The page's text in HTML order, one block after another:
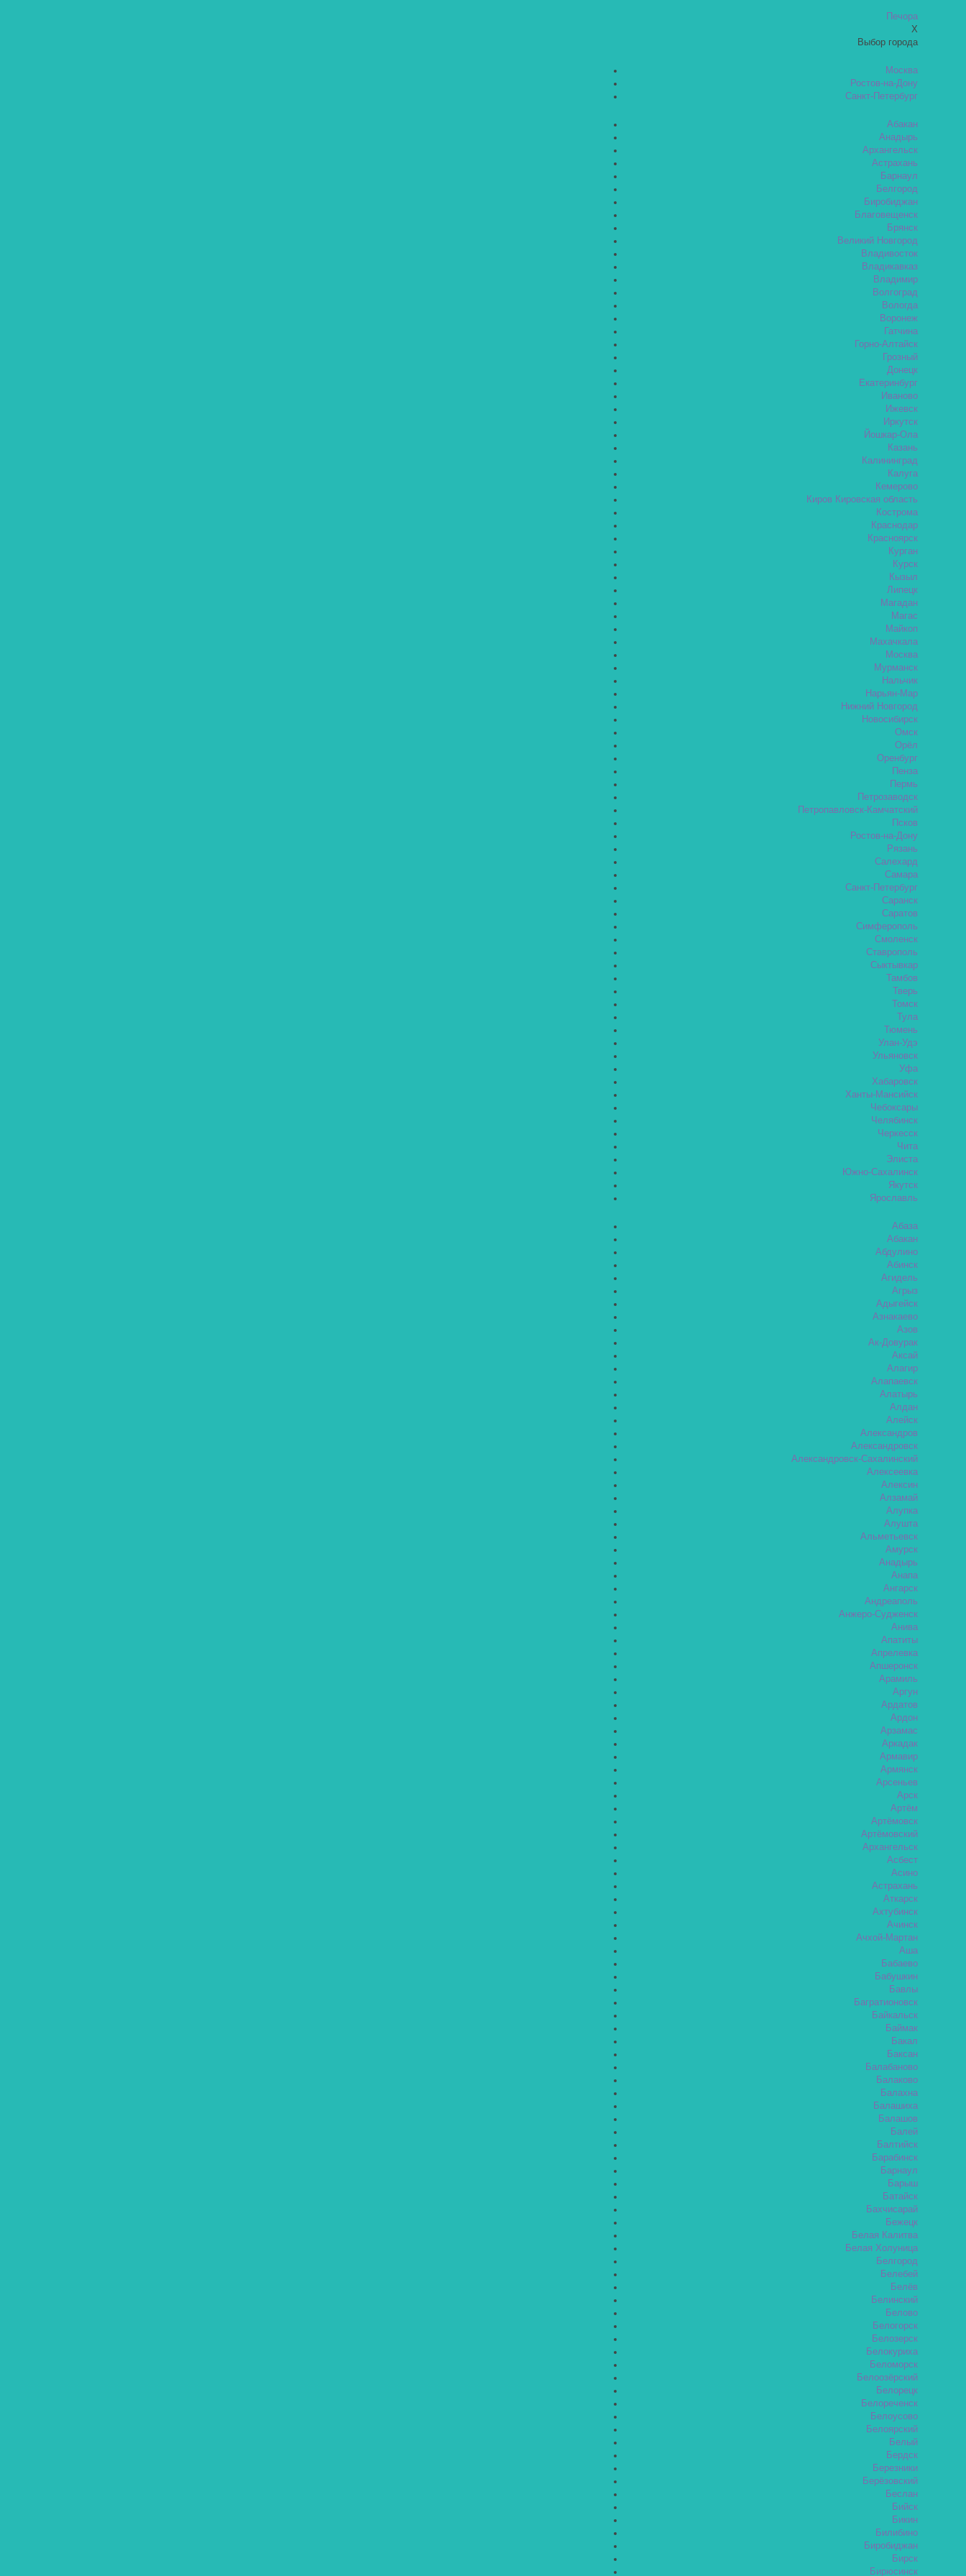
Печора
X
Выбор города
Москва
Ростов-на-Дону
Санкт-Петербург
Абакан
Анадырь
Архангельск
Астрахань
Барнаул
Белгород
Биробиджан
Благовещенск
Брянск
Великий Новгород
Владивосток
Владикавказ
Владимир
Волгоград
Вологда
Воронеж
Гатчина
Горно-Алтайск
Грозный
Донецк
Екатеринбург
Иваново
Ижевск
Иркутск
Йошкар-Ола
Казань
Калининград
Калуга
Кемерово
Киров Кировская область
Кострома
Краснодар
Красноярск
Курган
Курск
Кызыл
Липецк
Магадан
Магас
Майкоп
Махачкала
Москва
Мурманск
Нальчик
Нарьян-Мар
Нижний Новгород
Новосибирск
Омск
Орёл
Оренбург
Пенза
Пермь
Петрозаводск
Петропавловск-Камчатский
Псков
Ростов-на-Дону
Рязань
Салехард
Самара
Санкт-Петербург
Саранск
Саратов
Симферополь
Смоленск
Ставрополь
Сыктывкар
Тамбов
Тверь
Томск
Тула
Тюмень
Улан-Удэ
Ульяновск
Уфа
Хабаровск
Ханты-Мансийск
Чебоксары
Челябинск
Черкесск
Чита
Элиста
Южно-Сахалинск
Якутск
Ярославль
Абаза
Абакан
Абдулино
Абинск
Агидель
Агрыз
Адыгейск
Азнакаево
Азов
Ак-Довурак
Аксай
Алагир
Алапаевск
Алатырь
Алдан
Алейск
Александров
Александровск
Александровск-Сахалинский
Алексеевка
Алексин
Алзамай
Алупка
Алушта
Альметьевск
Амурск
Анадырь
Анапа
Ангарск
Андреаполь
Анжеро-Судженск
Анива
Апатиты
Апрелевка
Апшеронск
Арамиль
Аргун
Ардатов
Ардон
Арзамас
Аркадак
Армавир
Армянск
Арсеньев
Арск
Артём
Артёмовск
Артёмовский
Архангельск
Асбест
Асино
Астрахань
Аткарск
Ахтубинск
Ачинск
Ачхой-Мартан
Аша
Бабаево
Бабушкин
Бавлы
Багратионовск
Байкальск
Баймак
Бакал
Баксан
Балабаново
Балаково
Балахна
Балашиха
Балашов
Балей
Балтийск
Барабинск
Барнаул
Барыш
Батайск
Бахчисарай
Бежецк
Белая Калитва
Белая Холуница
Белгород
Белебей
Белёв
Белинский
Белово
Белогорск
Белозерск
Белокуриха
Беломорск
Белоозёрский
Белорецк
Белореченск
Белоусово
Белоярский
Белый
Бердск
Березники
Берёзовский
Беслан
Бийск
Бикин
Билибино
Биробиджан
Бирск
Бирюсинск